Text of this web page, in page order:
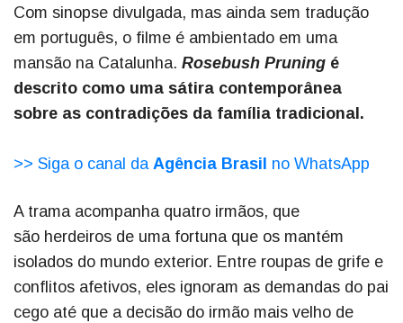
Com sinopse divulgada, mas ainda sem tradução
em português, o filme é ambientado em uma
mansão na Catalunha. Rosebush Pruning é
descrito como uma sátira contemporânea
sobre as contradições da família tradicional.
>> Siga o canal da Agência Brasil no WhatsApp
A trama acompanha quatro irmãos, que
são herdeiros de uma fortuna que os mantém
isolados do mundo exterior. Entre roupas de grife e
conflitos afetivos, eles ignoram as demandas do pai
cego até que a decisão do irmão mais velho de